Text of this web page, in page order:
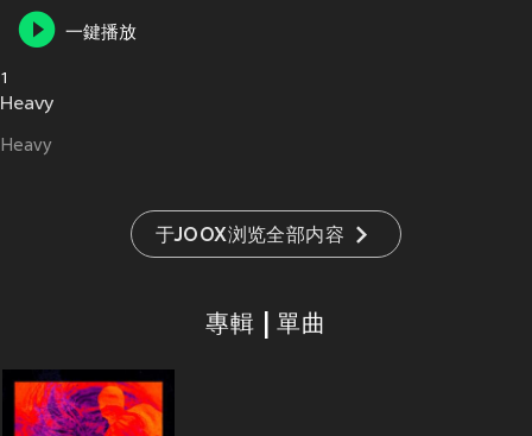
一鍵播放
1
Heavy
Heavy
于JOOX浏览全部内容
專輯 | 單曲